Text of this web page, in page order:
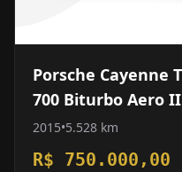
Porsche Cayenne
700 Biturbo Aero II
2015•5.528 km
R$ 750.000,00